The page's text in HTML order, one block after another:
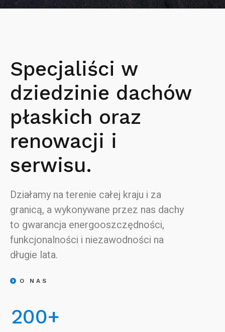
Specjaliści w
dziedzinie dachów
płaskich oraz
renowacji i
serwisu.
Działamy na terenie całej kraju i za
granicą, a wykonywane przez nas dachy
to gwarancja energooszczędności,
funkcjonalności i niezawodności na
długie lata.
O NAS
200+